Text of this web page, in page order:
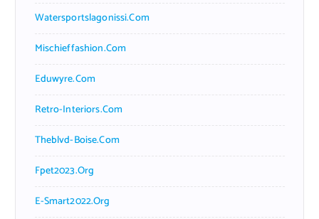
Watersportslagonissi.com
Mischieffashion.com
Eduwyre.com
Retro-Interiors.com
Theblvd-Boise.com
Fpet2023.org
E-Smart2022.org